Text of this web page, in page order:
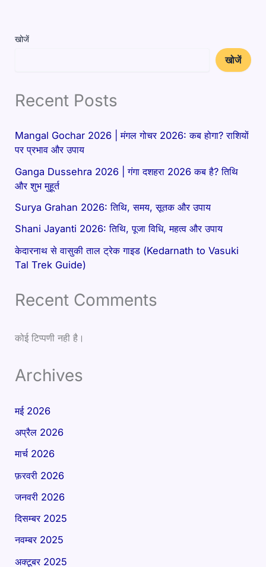
खोजें
खोजें
Recent Posts
Mangal Gochar 2026 | मंगल गोचर 2026: कब होगा? राशियों
पर प्रभाव और उपाय
Ganga Dussehra 2026 | गंगा दशहरा 2026 कब है? तिथि
और शुभ मुहूर्त
Surya Grahan 2026: तिथि, समय, सूतक और उपाय
Shani Jayanti 2026: तिथि, पूजा विधि, महत्व और उपाय
केदारनाथ से वासुकी ताल ट्रेक गाइड (Kedarnath to Vasuki
Tal Trek Guide)
Recent Comments
कोई टिप्पणी नही है।
Archives
मई 2026
अप्रैल 2026
मार्च 2026
फ़रवरी 2026
जनवरी 2026
दिसम्बर 2025
नवम्बर 2025
अक्टूबर 2025